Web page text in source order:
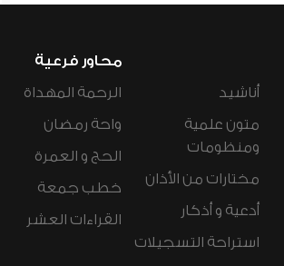
أناشيد
متون علمية
ومنظومات
مختارات من الأذان
أدعية و أذكار
استراحة التسجيلات
محاور فرعية
الرحمة المهداة
واحة رمضان
الحج و العمرة
خطب جمعة
القراءات العشر